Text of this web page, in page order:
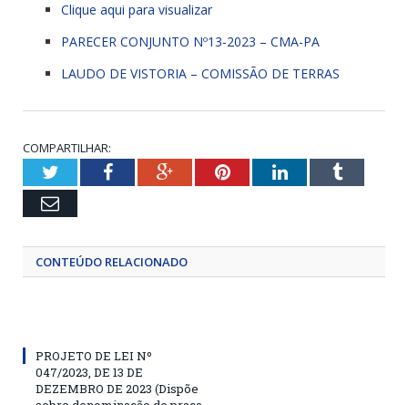
Clique aqui para visualizar
PARECER CONJUNTO Nº13-2023 – CMA-PA
LAUDO DE VISTORIA – COMISSÃO DE TERRAS
COMPARTILHAR:
TwitterFacebookGoogle+PinterestLinkedInTumblr
Email
CONTEÚDO RELACIONADO
PROJETO DE LEI Nº
047/2023, DE 13 DE
DEZEMBRO DE 2023 (Dispõe